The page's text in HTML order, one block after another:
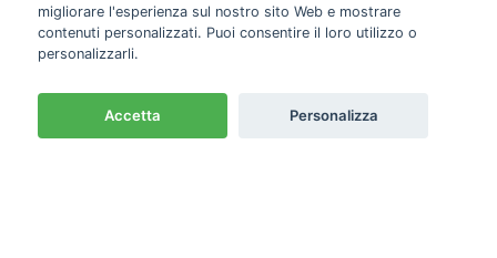
migliorare l'esperienza sul nostro sito Web e mostrare
contenuti personalizzati. Puoi consentire il loro utilizzo o
personalizzarli.
Accetta Personalizza